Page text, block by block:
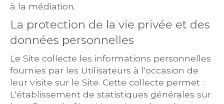
à la médiation.
La protection de la vie privée et des
données personnelles
Le Site collecte les informations personnelles
fournies par les Utilisateurs à l'occasion de
leur visite sur le Site. Cette collecte permet :
L'établissement de statistiques générales sur